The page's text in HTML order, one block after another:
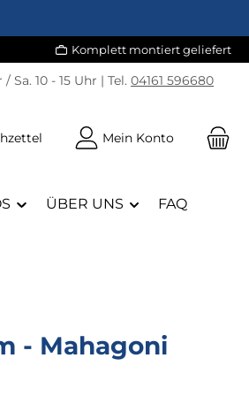
Komplett montiert geliefert
Sa. 10 - 15 Uhr | Tel. 04161 596680
Du hast 0 Produkte auf dem
Mein Konto
ÜBER UNS FAQ
- Mahagoni